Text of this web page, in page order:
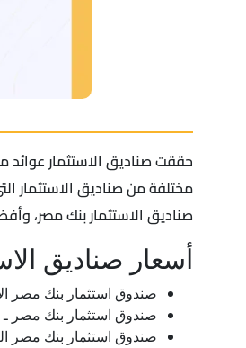
حققت صناديق الاستثمار عوائد
مختلفة من صناديق الاستثمار
صناديق الاستثمار بنك مصر،
أسعار صناديق
صندوق استثمار بنك مصر الأول ـ
صندوق استثمار بنك مصر ـ الإصدار
صندوق استثمار بنك مصر التراكمي مع